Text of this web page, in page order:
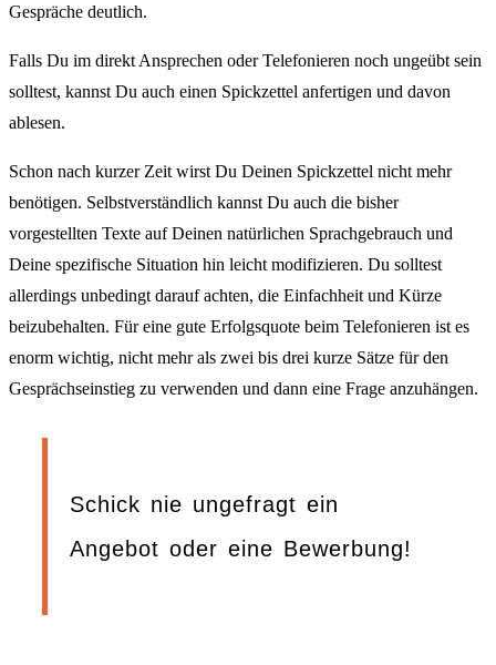
Gespräche deutlich.
Falls Du im direkt Ansprechen oder Telefonieren noch ungeübt sein
solltest, kannst Du auch einen Spickzettel anfertigen und davon
ablesen.
Schon nach kurzer Zeit wirst Du Deinen Spickzettel nicht mehr
benötigen. Selbstverständlich kannst Du auch die bisher
vorgestellten Texte auf Deinen natürlichen Sprachgebrauch und
Deine spezifische Situation hin leicht modifizieren. Du solltest
allerdings unbedingt darauf achten, die Einfachheit und Kürze
beizubehalten. Für eine gute Erfolgsquote beim Telefonieren ist es
enorm wichtig, nicht mehr als zwei bis drei kurze Sätze für den
Gesprächseinstieg zu verwenden und dann eine Frage anzuhängen.
Schick nie ungefragt ein
Angebot oder eine Bewerbung!